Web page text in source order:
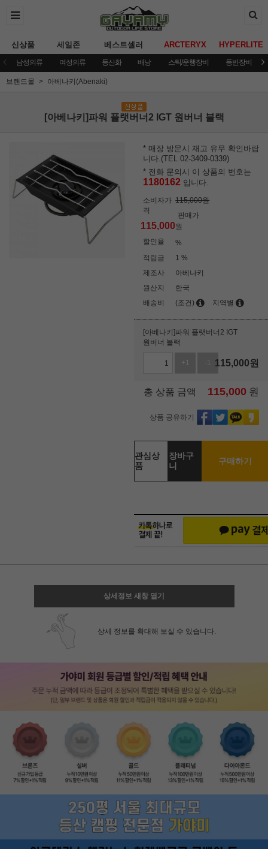
신상품 세일존 베스트셀러 ARCTERYX HYPERLITE
남성의류 여성의류 등산화 배낭 스틱/운행장비 등반장비
브랜드몰 아베나키(Abenaki)
[아베나키]파워 플랫버너2 IGT 원버너 블랙
* 매장 방문시 재고 유무 확인바랍
니다.(TEL 02-3409-0339)
* 전화 문의시 이 상품의 번호는
1180162 입니다.
소비자가
격
115,000원
판매가
115,000원
할인율
%
적립금
1 %
제조사
아베나키
원산지
한국
배송비
(조건) 지역별
[아베나키]파워 플랫버너2 IGT
원버너 블랙
+1 -1 115,000원
총 상품 금액 115,000 원
상품 공유하기
관심상
품
장바구
니
구매하기
상세정보 새창 열기
상세 정보를 확대해 보실 수 있습니다.